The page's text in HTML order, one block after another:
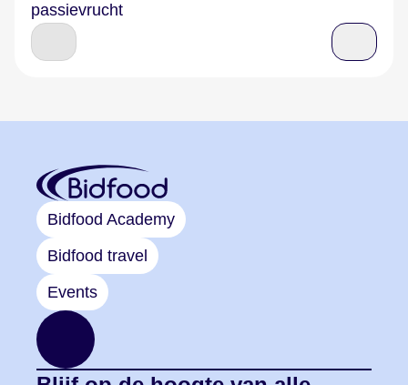
passievrucht
Bidfood Academy
Bidfood travel
Events